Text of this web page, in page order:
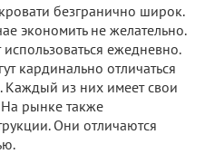
безгранично широк.
экономить не желательно.
ежедневно.
кардинально отличаться
из них имеет свои
На рынке также
Они отличаются